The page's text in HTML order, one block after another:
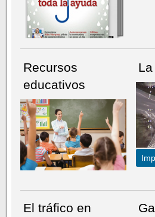
Recursos
educativos
El tráfico en